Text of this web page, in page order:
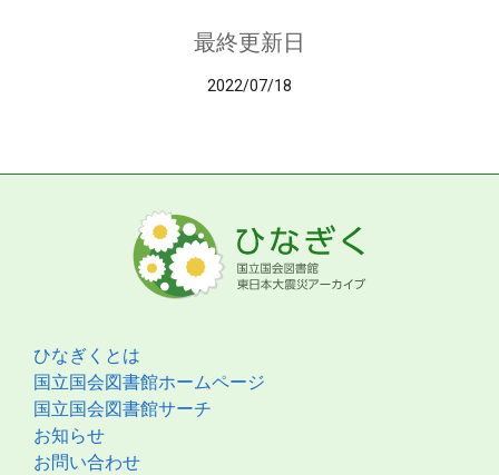
最終更新日
2022/07/18
ひなぎくとは
国立国会図書館ホームページ
国立国会図書館サーチ
お知らせ
お問い合わせ